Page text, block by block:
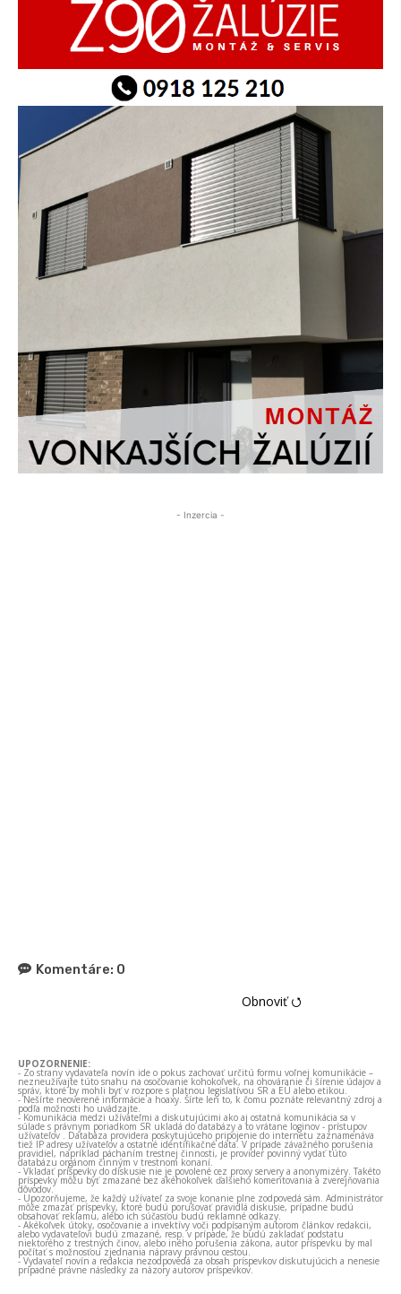
- Inzercia -
Komentáre: 0
Obnoviť ⭯
UPOZORNENIE:
- Zo strany vydavateľa novín ide o pokus zachovať určitú formu voľnej komunikácie –
nezneužívajte túto snahu na osočovanie kohokoľvek, na ohováranie či šírenie údajov a
správ, ktoré by mohli byť v rozpore s platnou legislatívou SR a EÚ alebo etikou.
- Nešírte neoverené informácie a hoaxy. Šírte len to, k čomu poznáte relevantný zdroj a
podľa možnosti ho uvádzajte.
- Komunikácia medzi užívateľmi a diskutujúcimi ako aj ostatná komunikácia sa v
súlade s právnym poriadkom SR ukladá do databázy a to vrátane loginov - prístupov
užívateľov . Databáza providera poskytujúceho pripojenie do internetu zaznamenáva
tiež IP adresy užívateľov a ostatné identifikačné dáta. V prípade závažného porušenia
pravidiel, napríklad páchaním trestnej činnosti, je provider povinný vydať túto
databázu orgánom činným v trestnom konaní.
- Vkladať príspevky do diskusie nie je povolené cez proxy servery a anonymizéry. Takéto
príspevky môžu byť zmazané bez akéhokoľvek ďalšieho komentovania a zverejňovania
dôvodov.
- Upozorňujeme, že každý užívateľ za svoje konanie plne zodpovedá sám. Administrátor
môže zmazať príspevky, ktoré budú porušovať pravidlá diskusie, prípadne budú
obsahovať reklamu, alebo ich súčasťou budú reklamné odkazy.
- Akékoľvek útoky, osočovanie a invektívy voči podpísaným autorom článkov redakcii,
alebo vydavateľovi budú zmazané, resp. v prípade, že budú zakladať podstatu
niektorého z trestných činov, alebo iného porušenia zákona, autor príspevku by mal
počítať s možnosťou zjednania nápravy právnou cestou.
- Vydavateľ novín a redakcia nezodpovedá za obsah príspevkov diskutujúcich a nenesie
prípadné právne následky za názory autorov príspevkov.